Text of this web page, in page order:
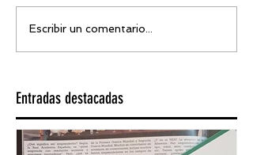
Escribir un comentario...
Entradas destacadas